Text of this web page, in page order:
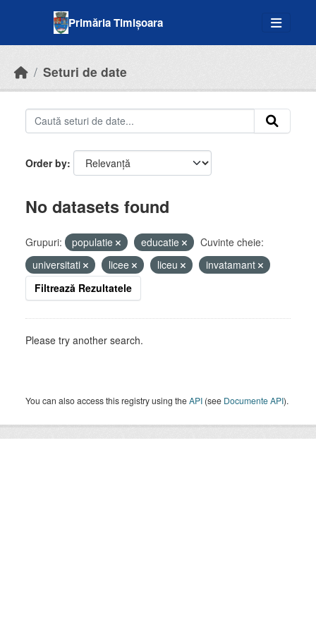
Primăria Timișoara
Seturi de date
Order by
No datasets found
Grupuri: populatie educatie
Cuvinte cheie:
universitati
licee liceu
invatamant
Filtrează Rezultatele
Please try another search.
You can also access this registry using theAPI (see Documente API).